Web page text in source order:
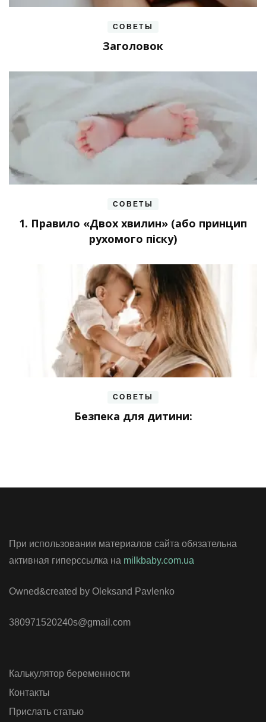
СОВЕТЫ
Заголовок
СОВЕТЫ
1. Правило «Двох хвилин» (або принцип
рухомого піску)
СОВЕТЫ
Безпека для дитини:
При использовании материалов сайта обязательна
активная гиперссылка на milkbaby.com.ua
Owned&created by Oleksand Pavlenko
380971520240s@gmail.com
Калькулятор беременности
Контакты
Прислать статью